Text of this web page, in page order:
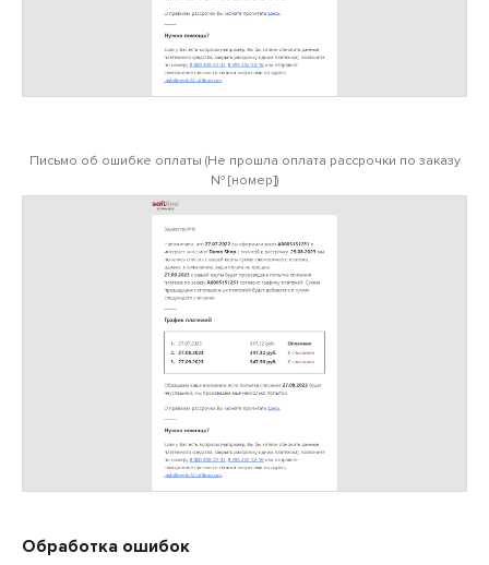
Письмо об ошибке оплаты (Не прошла оплата рассрочки по заказу
№ [номер])
Обработка ошибок